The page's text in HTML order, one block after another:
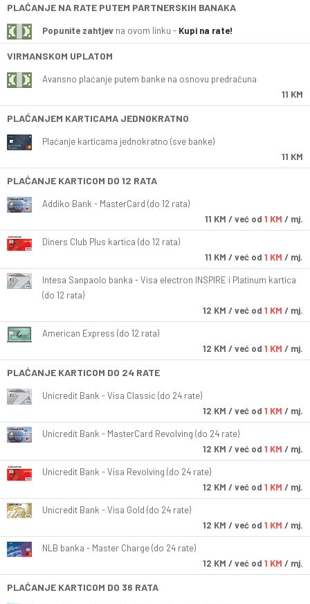
PLAĆANJE NA RATE PUTEM PARTNERSKIH BANAKA
Popunite zahtjev na ovom linku - Kupi na rate!
VIRMANSKOM UPLATOM
Avansno plaćanje putem banke na osnovu predračuna
11 KM
PLAĆANJEM KARTICAMA JEDNOKRATNO
Plaćanje karticama jednokratno (sve banke)
11 KM
PLAĆANJE KARTICOM DO 12 RATA
Addiko Bank - MasterCard (do 12 rata)
11 KM / već od 1 KM / mj.
Diners Club Plus kartica (do 12 rata)
11 KM / već od 1 KM / mj.
Intesa Sanpaolo banka - Visa electron INSPIRE i Platinum kartica
(do 12 rata)
12 KM / već od 1 KM / mj.
American Express (do 12 rata)
12 KM / već od 1 KM / mj.
PLAĆANJE KARTICOM DO 24 RATE
Unicredit Bank - Visa Classic (do 24 rate)
12 KM / već od 1 KM / mj.
Unicredit Bank - MasterCard Revolving (do 24 rate)
12 KM / već od 1 KM / mj.
Unicredit Bank - Visa Revolving (do 24 rate)
12 KM / već od 1 KM / mj.
Unicredit Bank - Visa Gold (do 24 rate)
12 KM / već od 1 KM / mj.
NLB banka - Master Charge (do 24 rate)
12 KM / već od 1 KM / mj.
PLAĆANJE KARTICOM DO 36 RATA